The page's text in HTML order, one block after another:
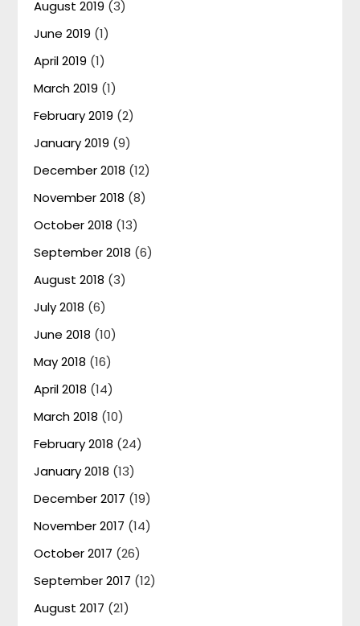
August 2019 (3)
June 2019 (1)
April 2019 (1)
March 2019 (1)
February 2019 (2)
January 2019 (9)
December 2018 (12)
November 2018 (8)
October 2018 (13)
September 2018 (6)
August 2018 (3)
July 2018 (6)
June 2018 (10)
May 2018 (16)
April 2018 (14)
March 2018 (10)
February 2018 (24)
January 2018 (13)
December 2017 (19)
November 2017 (14)
October 2017 (26)
September 2017 (12)
August 2017 (21)